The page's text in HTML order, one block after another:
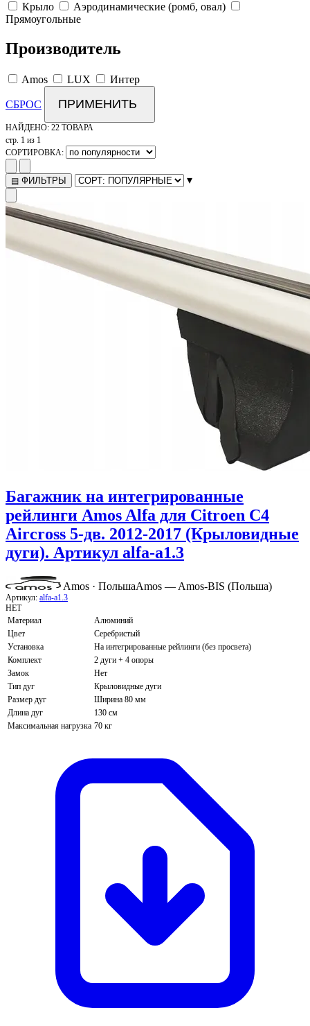
Крыло
Аэродинамические (ромб, овал)
Прямоугольные
Производитель
Amos LUX Интер
СБРОС ПРИМЕНИТЬ
НАЙДЕНО: 22 ТОВАРА
стр. 1 из 1
СОРТИРОВКА:
▤ ФИЛЬТРЫ ▾
Багажник на интегрированные
рейлинги Amos Alfa для Citroen C4
Aircross 5-дв. 2012-2017 (Крыловидные
дуги). Артикул alfa-a1.3
Amos · ПольшаAmos — Amos-BIS (Польша)
Артикул: alfa-a1.3
НЕТ
Материал
Алюминий
Цвет
Серебристый
Установка
На интегрированные рейлинги (без просвета)
Комплект
2 дуги + 4 опоры
Замок
Нет
Тип дуг
Крыловидные дуги
Размер дуг
Ширина 80 мм
Длина дуг
130 см
Максимальная нагрузка 70 кг